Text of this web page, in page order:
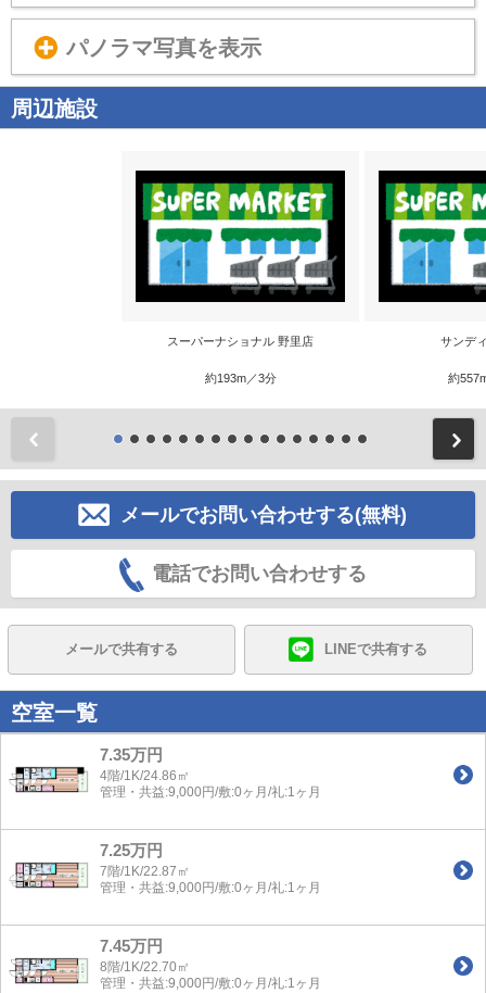
パノラマ写真を表示
周辺施設
スーパーナショナル 野里店
約193m／3分
サンデ
約
メールでお問い合わせする(無料)
電話でお問い合わせする
メールで共有する LINEで共有する
空室一覧
7.35万円
4階/1K/24.86㎡
管理・共益:9,000円/敷:0ヶ月/礼:1ヶ月
7.25万円
7階/1K/22.87㎡
管理・共益:9,000円/敷:0ヶ月/礼:1ヶ月
7.45万円
8階/1K/22.70㎡
管理・共益:9,000円/敷:0ヶ月/礼:1ヶ月